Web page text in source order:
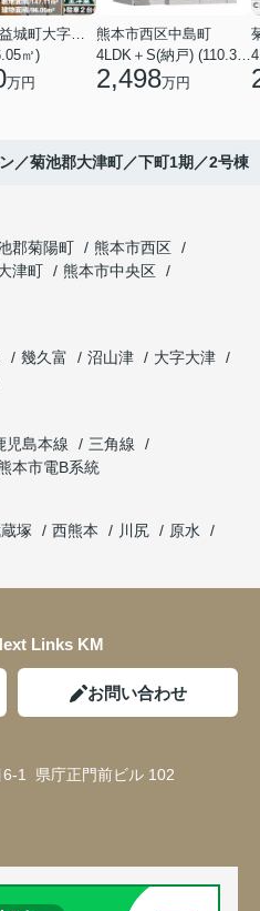
上益城郡益城町大字広崎
㎡)
万円
熊本市西区中島町
4LDK＋S(納戸) (110.37㎡)
2,498万円
／菊池郡大津町／下町1期／2号棟
郡菊陽町
熊本市西区
津町
熊本市中央区
幾久富 沼山津
大字大津
児島本線
三角線
本市電B系統
塚 西熊本 川尻
原水
Links KM
お問い合わせ
1 県庁正門前ビル 102